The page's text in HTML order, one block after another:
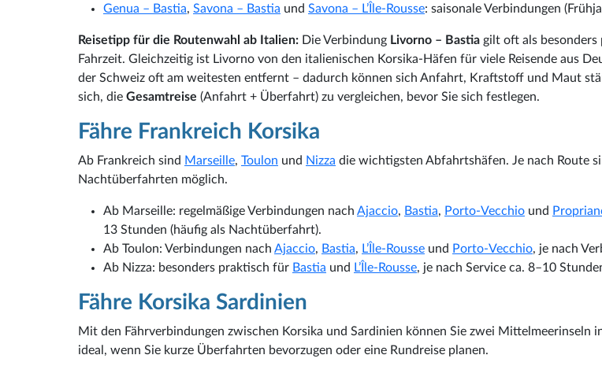
Genua – Bastia, Savona – Bastia und Savona – L’Île-Rousse: saisonale Verbindungen
Reisetipp für die Routenwahl ab Italien: Die Verbindung Livorno – Bastia gilt oft als besonders
Fahrzeit. Gleichzeitig ist Livorno von den italienischen Korsika-Häfen für viele Reisende aus
der Schweiz oft am weitesten entfernt – dadurch können sich Anfahrt, Kraftstoff und Maut
sich, die Gesamtreise (Anfahrt + Überfahrt) zu vergleichen, bevor Sie sich festlegen.
Fähre Frankreich Korsika
Ab Frankreich sind Marseille, Toulon und Nizza die wichtigsten Abfahrtshäfen. Je nach Route
Nachtüberfahrten möglich.
Ab Marseille: regelmäßige Verbindungen nach Ajaccio, Bastia, Porto-Vecchio und
13 Stunden (häufig als Nachtüberfahrt).
Ab Toulon: Verbindungen nach Ajaccio, Bastia, L’Île-Rousse und Porto-Vecchio, je nach
Ab Nizza: besonders praktisch für Bastia und L’Île-Rousse, je nach Service ca. 8–10
Fähre Korsika Sardinien
Mit den Fährverbindungen zwischen Korsika und Sardinien können Sie zwei Mittelmeerinseln
ideal, wenn Sie kurze Überfahrten bevorzugen oder eine Rundreise planen.